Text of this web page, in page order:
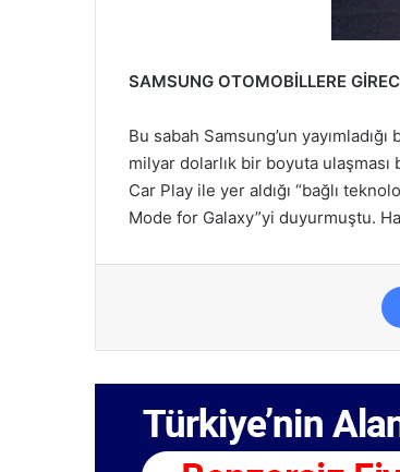
SAMSUNG OTOMOBİLLERE
Bu sabah Samsung’un
milyar dolarlık bir boyuta
Car Play ile yer aldığı “bağlı
Mode for Galaxy”yi duyurmuştu.